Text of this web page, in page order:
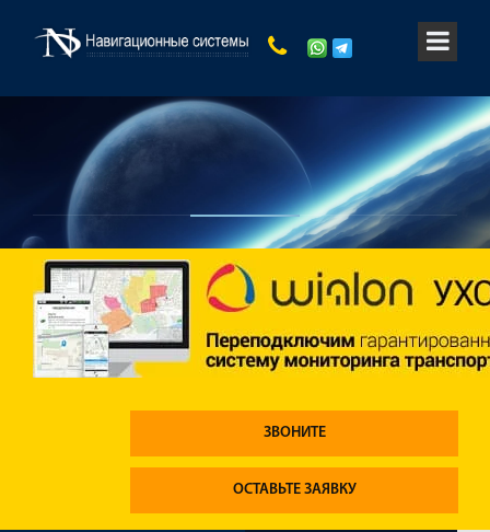
ЗВОНИТЕ
ОСТАВЬТЕ ЗАЯВКУ